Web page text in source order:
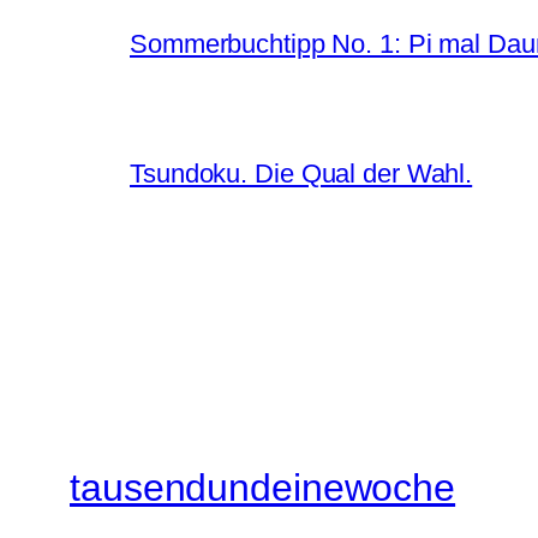
Sommerbuchtipp No. 1: Pi mal
Tsundoku. Die Qual der Wahl.
tausendundeinewoche